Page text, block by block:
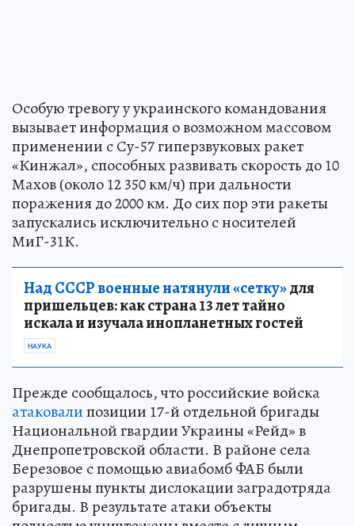
Особую тревогу у украинского командования
вызывает информация о возможном массовом
применении с Су-57 гиперзвуковых ракет
«Кинжал», способных развивать скорость до 10
Махов (около 12 350 км/ч) при дальности
поражения до 2000 км. До сих пор эти ракеты
запускались исключительно с носителей
МиГ-31К.
Над СССР военные натянули «сетку»для
пришельцев: как страна 13 лет тайно
искала и изучала инопланетных гостей
НАУКА
Прежде сообщалось, что российские войска
атаковалипозиции 17-й отдельной бригады
Национальной гвардии Украины «Рейд» в
Днепропетровской области. В районе села
Березовое с помощью авиабомб ФАБ были
разрушены пункты дислокации заградотряда
бригады. В результате атаки объекты